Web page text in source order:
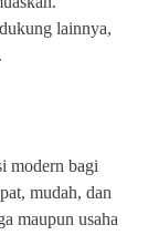
lainnya,
modern bagi
mudah, dan
maupun usaha